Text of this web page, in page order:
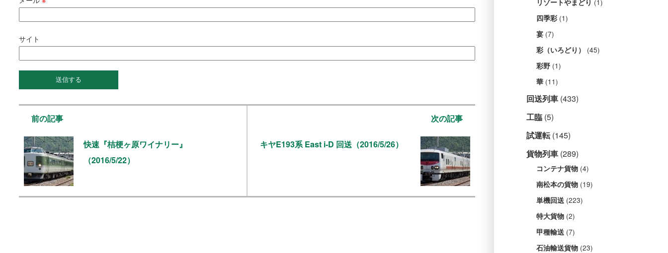
サイト
前の記事
快速『桔梗ヶ原ワイナリー』
（2016/5/22）
次の記事
キヤE193系 East i-D 回送（2016/5/26）
リゾートやまどり (1)
四季彩 (1)
宴 (7)
彩（いろどり） (45)
彩野 (1)
華 (11)
回送列車 (433)
工臨 (5)
試運転(145)
貨物列車 (289)
コンテナ貨物 (4)
南松本の貨物 (19)
単機回送 (223)
特大貨物 (2)
甲種輸送 (7)
石油輸送貨物 (23)